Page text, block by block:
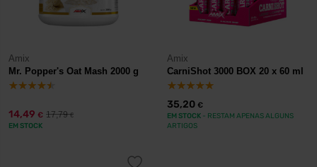
Amix
Mr. Popper's Oat Mash 2000 g
14,49 € 17,79€
EM STOCK
Amix
CarniShot 3000 BOX 20 x 60 ml
35,20 €
EM STOCK - RESTAM APENAS ALGUNS
ARTIGOS